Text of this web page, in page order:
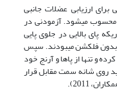
ارزیابی عضلات جانبی
می­شود. آزمودنی در
پای بالایی در جلوی پایی
بدون فلکشن می­بودند. سپس
و تنها از پاها و آرنج خود
روی شانه سمت مقابل قرار